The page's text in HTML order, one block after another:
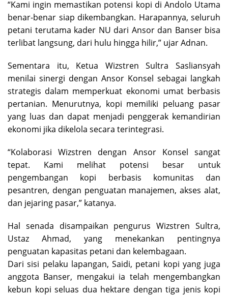
“Kami ingin memastikan potensi kopi di Andolo Utama
benar-benar siap dikembangkan. Harapannya, seluruh
petani terutama kader NU dari Ansor dan Banser bisa
terlibat langsung, dari hulu hingga hilir,” ujar Adnan.
Sementara itu, Ketua Wizstren Sultra Sasliansyah
menilai sinergi dengan Ansor Konsel sebagai langkah
strategis dalam memperkuat ekonomi umat berbasis
pertanian. Menurutnya, kopi memiliki peluang pasar
yang luas dan dapat menjadi penggerak kemandirian
ekonomi jika dikelola secara terintegrasi.
“Kolaborasi Wizstren dengan Ansor Konsel sangat
tepat. Kami melihat potensi besar untuk
pengembangan kopi berbasis komunitas dan
pesantren, dengan penguatan manajemen, akses alat,
dan jejaring pasar,” katanya.
Hal senada disampaikan pengurus Wizstren Sultra,
Ustaz Ahmad, yang menekankan pentingnya
penguatan kapasitas petani dan kelembagaan.
Dari sisi pelaku lapangan, Saidi, petani kopi yang juga
anggota Banser, mengakui ia telah mengembangkan
kebun kopi seluas dua hektare dengan tiga jenis kopi